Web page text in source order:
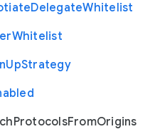
DelegateWhitelist
Whitelist
UpStrategy
ProtocolsFromOrigins